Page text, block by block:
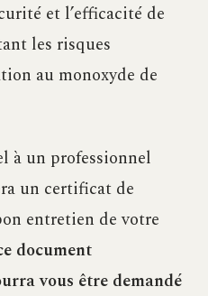
et l’efficacité de
les risques
au monoxyde de
à un professionnel
un certificat de
entretien de votre
document
vous être demandé